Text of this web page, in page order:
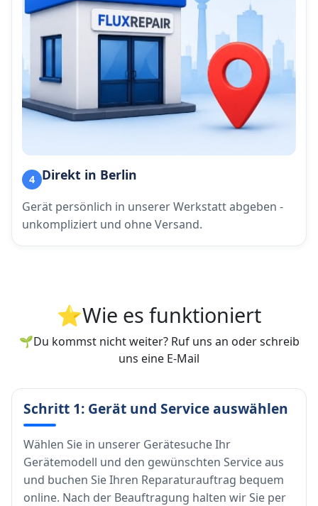
4 Direkt in Berlin
Gerät persönlich in unserer Werkstatt abgeben -
unkompliziert und ohne Versand.
⭐Wie es funktioniert
🌱Du kommst nicht weiter? Ruf uns an oder schreib
uns eine E-Mail
Schritt 1: Gerät und Service auswählen
Wählen Sie in unserer Gerätesuche Ihr
Gerätemodell und den gewünschten Service aus
und buchen Sie Ihren Reparaturauftrag bequem
online. Nach der Beauftragung halten wir Sie per